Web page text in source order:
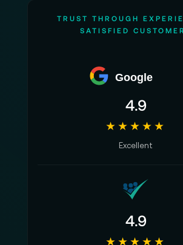
TRUST THROUGH
SATISFIED
Google
4.9
★★★★★
Excellent
4.9
★★★★★